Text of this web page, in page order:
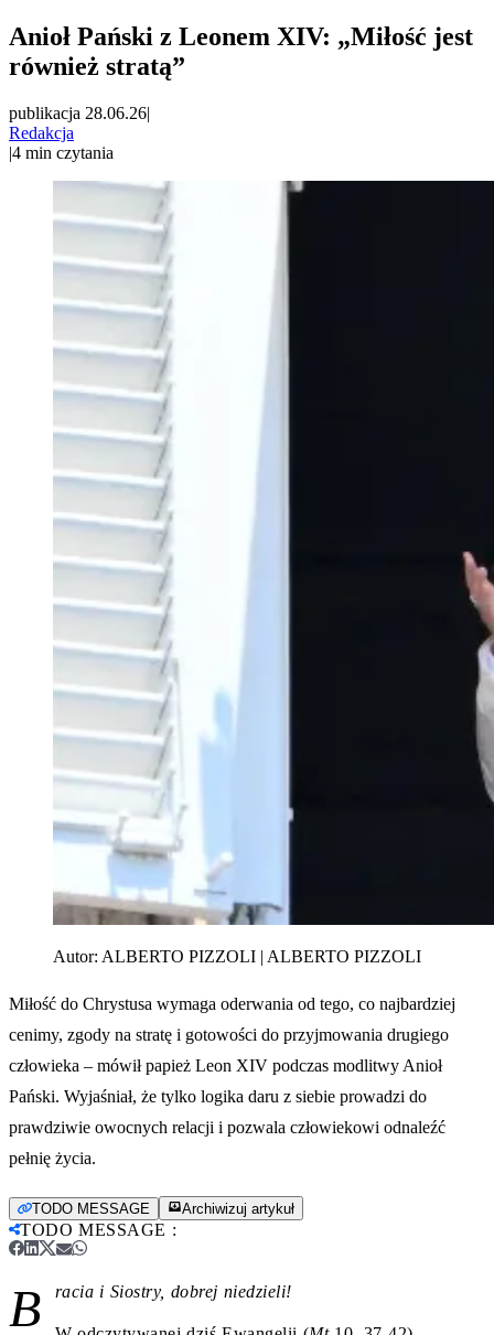
Anioł Pański z Leonem XIV: „Miłość jest
również stratą”
publikacja 28.06.26|
Redakcja
|4 min czytania
Autor: ALBERTO PIZZOLI | ALBERTO PIZZOLI
Miłość do Chrystusa wymaga oderwania od tego, co najbardziej
cenimy, zgody na stratę i gotowości do przyjmowania drugiego
człowieka – mówił papież Leon XIV podczas modlitwy Anioł
Pański. Wyjaśniał, że tylko logika daru z siebie prowadzi do
prawdziwie owocnych relacji i pozwala człowiekowi odnaleźć
pełnię życia.
TODO MESSAGE Archiwizuj artykuł
TODO MESSAGE :
B racia i Siostry, dobrej niedzieli!